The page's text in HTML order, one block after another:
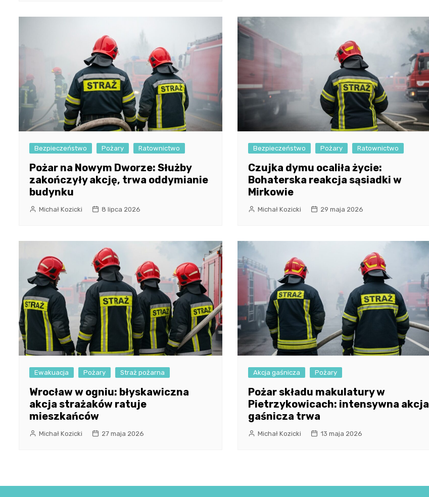
Bezpieczeństwo Pożary Ratownictwo
Pożar na Nowym Dworze: Służby
zakończyły akcję, trwa oddymianie
budynku
Michał Kozicki 8 lipca 2026
Bezpieczeństwo Pożary Ratownictwo
Czujka dymu ocaliła życie:
Bohaterska reakcja sąsiadki w
Mirkowie
Michał Kozicki 29 maja 2026
Ewakuacja Pożary Straż pożarna
Wrocław w ogniu: błyskawiczna
akcja strażaków ratuje
mieszkańców
Michał Kozicki 27 maja 2026
Akcja gaśnicza Pożary
Pożar składu makulatury w
Pietrzykowicach: intensywna akcja
gaśnicza trwa
Michał Kozicki 13 maja 2026